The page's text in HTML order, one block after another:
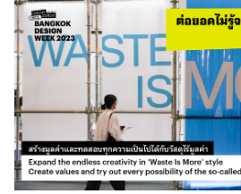
แสงสว่างที่ช่วยเพิ่มความปลอดภัยของค
ค่ำคืนได้อย่างมีประสิทธิภาพ โดยระบบแส
ของต้นไม้ เมื่อมีคนเดินผ่านจะปรากฏคา
ทำหน้าที่เป็นเพื่อนร่วมทาง จึงได้ประโย
ยังช่วยเติมสีสันให้ย่านมีชีวิตชีวามากขึ้น
ออกแบบทางเดินไม่ใช่เรื่องความปลอดภั
บรรยากาศและความสวยงามด้วย ถามว่
ปัญหาที่ภาครัฐสามารถนำไปใช้ได้โดยตรง
เสียทีเดียว แต่เป็นตัวอย่างความพยาย
ด้วยงานออกแบบ ซึ่งสามารถนำไปพัฒน
www.bangkokdesignweek.com/
nbh=284How to ค้นหาโปรแกรมที่ใช่ ไ
ครบทุกโปรแกรมที่สนใจวิธีที่ 1 ค้นหาโป
เมื่อเข้าไปในเว็บไซต์ จะสามารถค้นหาโ
โดยสามารถเลือกวันที่ เลือกประเภทงา
ที่ www.bangkokdesignweek.com/
ที่ 2 ค้นหาผ่านโปรแกรม Highlight สำ
ว่าจะเริ่มจากโปรแกรมไหน เราได้มัดรวม
กว่า 500+ โปรแกรมทั่วกรุงฯ มีทั้งทอล์ก
นิทรรศการ และตลาดนัด มาไว้ให้เลือกไ
ความคิดเห็นไม่ใช่อุปสรรค การสื่อสารที่เ
ฝีมือและความคิดคือพลังแห่งการสร้างส
ร่วมกันทำ สามารถสร้างเมืองที่ทุกคนมีชี
กันได้อย่างมีความสุขในแบบที่เลือกเอง
เมืองที่ดีในอุดมคติของตัวเอง และร่วมบ
นำไปสู่การพัฒนาเมือง สามารถไปเยี่ยม
Bangkok Design Week 2023 นี้
2023urban‘NICE’zationเมือง-มิตร-ดี4
หาย SC Asset ในฐานะบริษัทอสังหาริ
อย่างยิ่งกับการสร้างนิเวศการอยู่อาศัยที่
ย่านเก่าอย่าง ‘วงเวียนใหญ่ – ตลาดพลู
และรักษาคุณค่าดั้งเดิมของย่านไว้ ไปพ
ความเปลี่ยนแปลงของเมือง โดยดึงจุดเ
ย่านมาขับเคลื่อนกิจกรรมที่เชื่อมร้อยปร
สร้างสรรค์ เนรมิตให้เกิด 42 โปรแกรม
ของหลายฝ่าย รวมทั้งเครือข่ายคนในชุม
อย่างสร้างสรรค์ย่านวงเวียนใหญ่จุดเริ่ม
ใหญ่เต็มไปด้วยร้านเครื่องหนัง ร้านขาย
ประกอบการรายเล็กๆ มักแวะเวียนมาจุ